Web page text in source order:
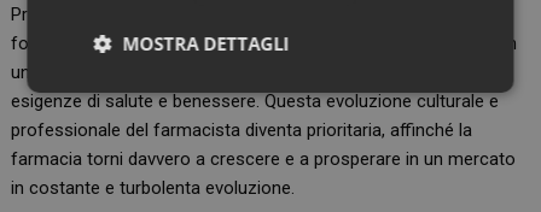
Prodotti, servizi e professione, quindi, si devono sapientemente
fondere, per favorire esperienze d’acquisto uniche e distintive in
un luogo dove ogni dettaglio è pensato per rispondere alle
esigenze di salute e benessere. Questa evoluzione culturale e
professionale del farmacista diventa prioritaria, affinché la
farmacia torni davvero a crescere e a prosperare in un mercato
in costante e turbolenta evoluzione.
MOSTRA DETTAGLI
Necessari Marketing
Non
classificati